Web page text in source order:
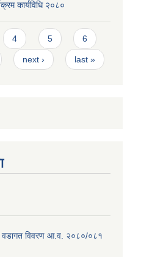
कार्यविधि २०८०
4 5 6
next › last »
वडागत विवरण आ.व. २०८०/०८१